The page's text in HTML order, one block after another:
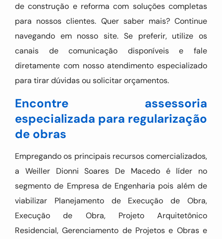
de construção e reforma com soluções completas
para nossos clientes. Quer saber mais? Continue
navegando em nosso site. Se preferir, utilize os
canais de comunicação disponíveis e fale
diretamente com nosso atendimento especializado
para tirar dúvidas ou solicitar orçamentos.
Encontre assessoria
especializada para regularização
de obras
Empregando os principais recursos comercializados,
a Weiller Dionni Soares De Macedo é líder no
segmento de Empresa de Engenharia pois além de
viabilizar Planejamento de Execução de Obra,
Execução de Obra, Projeto Arquitetônico
Residencial, Gerenciamento de Projetos e Obras e